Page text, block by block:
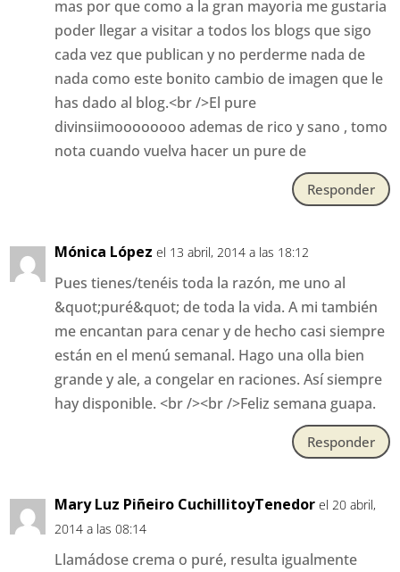
mas por que como a la gran mayoria me gustaria
poder llegar a visitar a todos los blogs que sigo
cada vez que publican y no perderme nada de
nada como este bonito cambio de imagen que le
has dado al blog.<br />El pure
divinsiimoooooooo ademas de rico y sano , tomo
nota cuando vuelva hacer un pure de
Responder
Mónica López el 13 abril, 2014 a las 18:12
Pues tienes/tenéis toda la razón, me uno al
&quot;puré&quot; de toda la vida. A mi también
me encantan para cenar y de hecho casi siempre
están en el menú semanal. Hago una olla bien
grande y ale, a congelar en raciones. Así siempre
hay disponible. <br /><br />Feliz semana guapa.
Responder
Mary Luz Piñeiro CuchillitoyTenedor el 20 abril,
2014 a las 08:14
Llamádose crema o puré, resulta igualmente